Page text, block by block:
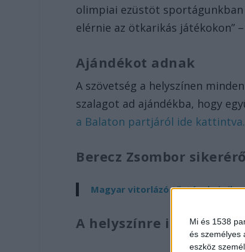
Mi és 1538
és személyes
eszköz
olimpiai ezüstöt
elérnie az ötkarikás játékokon”
Ajándékot adnak
A szövetség a helyszínen
szalagot ad ajándékba, hogy
a Balaton partjáról ide kattintva.
Berecz Zsombor
Magyar vitorlázó történelmi
A helyszínre invitálva